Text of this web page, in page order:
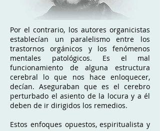
Por el contrario, los autores organicistas
establecían un paralelismo entre los
trastornos orgánicos y los fenómenos
mentales patológicos. Es el mal
funcionamiento de alguna estructura
cerebral lo que nos hace enloquecer,
decían. Aseguraban que es el cerebro
perturbado el asiento de la locura y a él
deben de ir dirigidos los remedios.
Estos enfoques opuestos, espiritualista y